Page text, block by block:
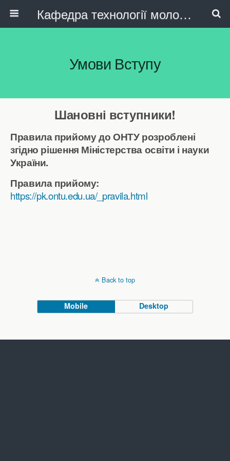
Кафедра технології молока, олійно-жирових продуктів та індустрії краси
Умови Вступу
Шановні вступники!
Правила прийому до ОНТУ розроблені
згідно рішення Міністерства освіти і науки
України.
Правила прийому:
https://pk.ontu.edu.ua/_pravila.html
Back to top
Mobile Desktop